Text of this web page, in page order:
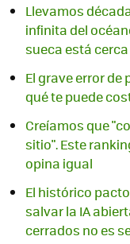
Llevamos
infinita del
sueca está
El grave error de
qué te puede
Creíamos que
sitio". Este
opina igual
El histórico
salvar la IA
cerrados no es